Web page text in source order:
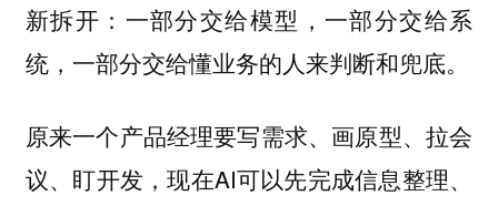
新拆开：一部分交给模型，一部分交给系
统，一部分交给懂业务的人来判断和兜底。
原来一个产品经理要写需求、画原型、拉会
议、盯开发，现在AI可以先完成信息整理、